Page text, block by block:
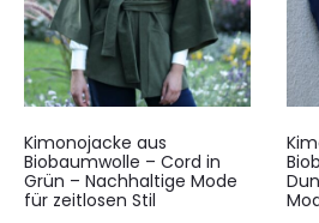
Kimonojacke aus
Biobaumwolle – Cord in
Grün – Nachhaltige Mode
für zeitlosen Stil